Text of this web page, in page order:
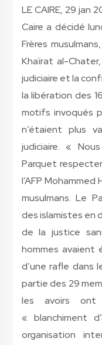
LE CAIRE, 29 jan
Caire a décidé
Frères
Khaïrat al-
judiciaire et la
la libération des
motifs invoqués
n’étaient plus
judiciaire. «
Parquet
l’AFP
musulmans. Le
des islamistes en
de la justice
hommes avaient
d’une rafle dans
partie des 29
les avoirs ont
« blanchiment
organisation